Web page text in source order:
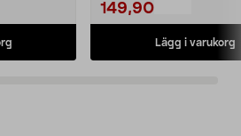
149,90
Lägg i varukorg